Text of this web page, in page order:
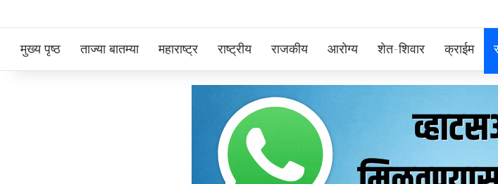
मुख्य पृष्ठ ताज्या बातम्या महाराष्ट्र राष्ट्रीय राजकीय आरोग्य शेत-शिवार क्राईम